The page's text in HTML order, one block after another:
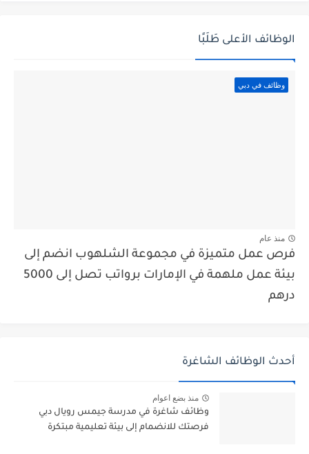
الوظائف الأعلى طَلَبًا
وظائف في دبي
منذ عام
فرص عمل متميزة في مجموعة الشلهوب انضم إلى
بيئة عمل ملهمة في الإمارات برواتب تصل إلى 5000
درهم
أحدث الوظائف الشاغرة
منذ بضع اعوام
وظائف شاغرة في مدرسة جيمس رويال دبي
فرصتك للانضمام إلى بيئة تعليمية مبتكرة